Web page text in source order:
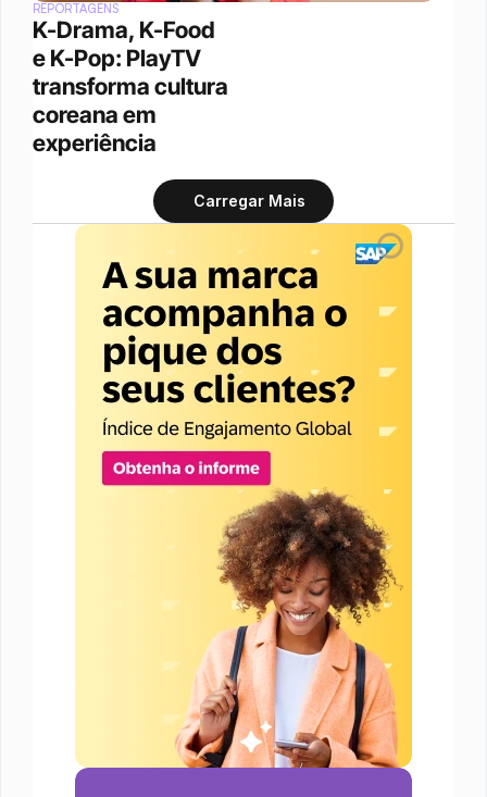
REPORTAGENS
K-Drama, K-Food
e K-Pop: PlayTV
transforma cultura
coreana em
experiência
Carregar Mais